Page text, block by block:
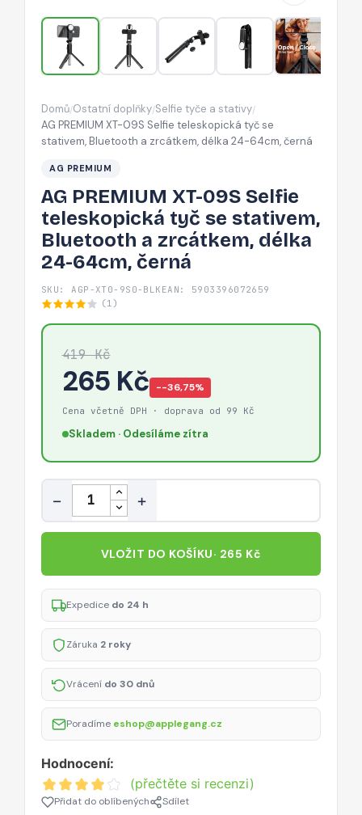
tyč
se
Bluetooth
zrcátkem,
délka
černá
Domů/Ostatní doplňky/Selfie tyče a stativy/
AG PREMIUM XT-09S Selfie teleskopická tyč se
stativem, Bluetooth a zrcátkem, délka 24-64cm, černá
AG PREMIUM
AG PREMIUM XT-09S Selfie
teleskopická tyč se stativem,
Bluetooth a zrcátkem, délka
24-64cm, černá
SKU: AGP-XT0-9S0-BLK EAN: 5903396072659
(1)
419 Kč
265 Kč −-36,75%
Cena včetně DPH · doprava od 99 Kč
Skladem · Odesíláme zítra
Množství
− +
VLOŽIT DO KOŠÍKU· 265 Kč
Expedice do 24 h
Záruka 2 roky
Vrácení do 30 dnů
Poradíme eshop@applegang.cz
Hodnocení:
(přečtěte si recenzi)
Přidat do oblíbených Sdílet